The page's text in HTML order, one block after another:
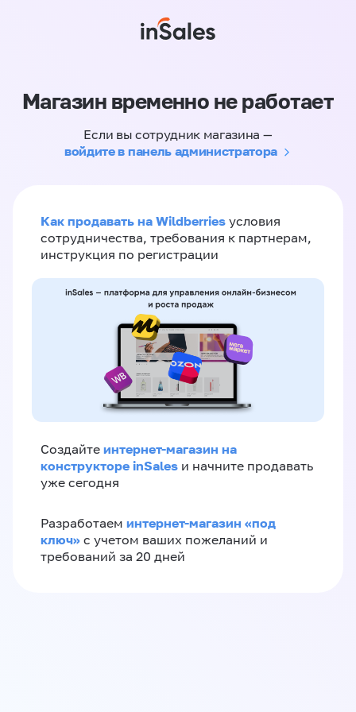
Магазин временно не работает
Если вы сотрудник магазина —
войдите в панель администратора
Как продавать на Wildberries условия
сотрудничества, требования к партнерам,
инструкция по регистрации
Создайте интернет-магазин на
конструкторе inSales и начните продавать
уже сегодня
Разработаем интернет-магазин «‎под
ключ»‎ с учетом ваших пожеланий и
требований за 20 дней